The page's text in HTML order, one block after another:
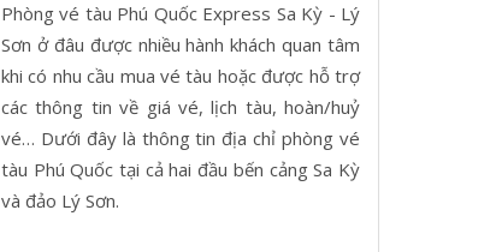
Phòng vé tàu Phú Quốc Express Sa Kỳ - Lý
Sơn ở đâu được nhiều hành khách quan tâm
khi có nhu cầu mua vé tàu hoặc được hỗ trợ
các thông tin về giá vé, lịch tàu, hoàn/huỷ
vé… Dưới đây là thông tin địa chỉ phòng vé
tàu Phú Quốc tại cả hai đầu bến cảng Sa Kỳ
và đảo Lý Sơn.